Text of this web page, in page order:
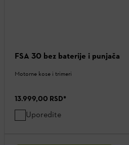
FSA 30 bez baterije i punjača
Motorne kose i trimeri
13.999,00 RSD*
Uporedite